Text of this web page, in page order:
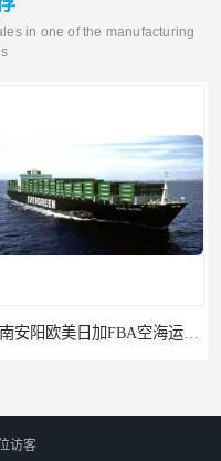
in one of the manufacturing
访客